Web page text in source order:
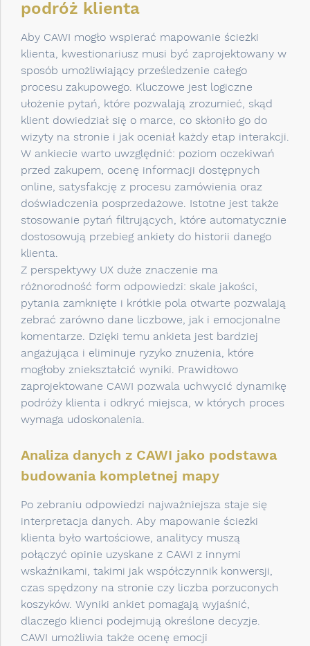
podróż klienta
Aby CAWI mogło wspierać mapowanie ścieżki
klienta, kwestionariusz musi być zaprojektowany w
sposób umożliwiający prześledzenie całego
procesu zakupowego. Kluczowe jest logiczne
ułożenie pytań, które pozwalają zrozumieć, skąd
klient dowiedział się o marce, co skłoniło go do
wizyty na stronie i jak oceniał każdy etap interakcji.
W ankiecie warto uwzględnić: poziom oczekiwań
przed zakupem, ocenę informacji dostępnych
online, satysfakcję z procesu zamówienia oraz
doświadczenia posprzedażowe. Istotne jest także
stosowanie pytań filtrujących, które automatycznie
dostosowują przebieg ankiety do historii danego
klienta.
Z perspektywy UX duże znaczenie ma
różnorodność form odpowiedzi: skale jakości,
pytania zamknięte i krótkie pola otwarte pozwalają
zebrać zarówno dane liczbowe, jak i emocjonalne
komentarze. Dzięki temu ankieta jest bardziej
angażująca i eliminuje ryzyko znużenia, które
mogłoby zniekształcić wyniki. Prawidłowo
zaprojektowane CAWI pozwala uchwycić dynamikę
podróży klienta i odkryć miejsca, w których proces
wymaga udoskonalenia.
Analiza danych z CAWI jako podstawa
budowania kompletnej mapy
Po zebraniu odpowiedzi najważniejsza staje się
interpretacja danych. Aby mapowanie ścieżki
klienta było wartościowe, analitycy muszą
połączyć opinie uzyskane z CAWI z innymi
wskaźnikami, takimi jak współczynnik konwersji,
czas spędzony na stronie czy liczba porzuconych
koszyków. Wyniki ankiet pomagają wyjaśnić,
dlaczego klienci podejmują określone decyzje.
CAWI umożliwia także ocenę emocji